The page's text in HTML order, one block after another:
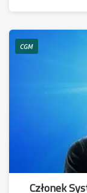
CGM
Członek